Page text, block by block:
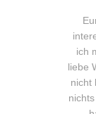
ich
liebe
nicht